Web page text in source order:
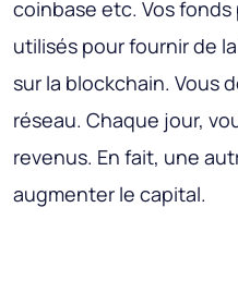
coinbase etc. Vos
utilisés pour fournir de
sur la blockchain. Vous
réseau. Chaque jour,
revenus. En fait, une
augmenter le capital.